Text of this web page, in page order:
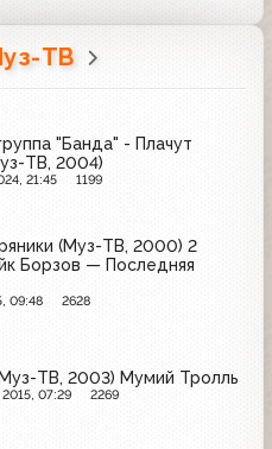
ТВ
"Банда" - Плачут
ТВ, 2004)
21:45 1199
(Муз-ТВ, 2000) 2
Борзов — Последняя
09:48 2628
ТВ, 2003) Мумий Тролль
07:29 2269